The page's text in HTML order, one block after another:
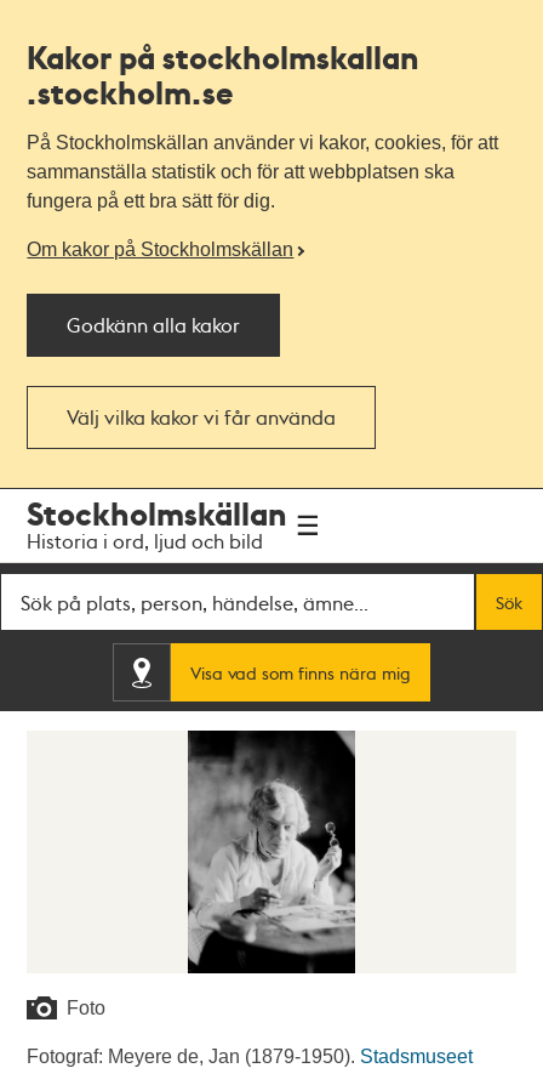
Kakor på stockholmskallan
.stockholm.se
På Stockholmskällan använder vi kakor, cookies, för att
sammanställa statistik och för att webbplatsen ska
fungera på ett bra sätt för dig.
Om kakor på Stockholmskällan
Godkänn alla kakor
Välj vilka kakor vi får använda
navigationen
huvudinnehållet
Stockholmskällan
Historia i ord, ljud och bild
Sök
Visa vad som finns nära mig
Foto
Fotograf: Meyere de, Jan (1879-1950). Stadsmuseet